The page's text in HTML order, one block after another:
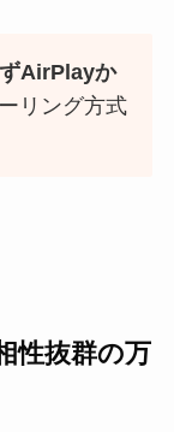
AirPlayか
リング方式
性抜群の万